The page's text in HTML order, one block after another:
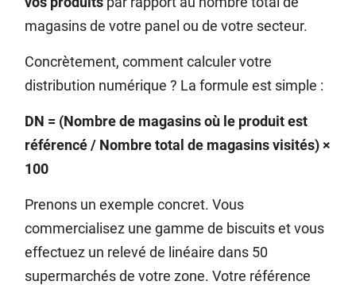
magasins de votre panel ou de votre secteur.
Concrètement, comment calculer votre
distribution numérique ? La formule est simple :
DN = (Nombre de magasins où le produit est
référencé / Nombre total de magasins visités) ×
100
Prenons un exemple concret. Vous
commercialisez une gamme de biscuits et vous
effectuez un relevé de linéaire dans 50
supermarchés de votre zone. Votre référence